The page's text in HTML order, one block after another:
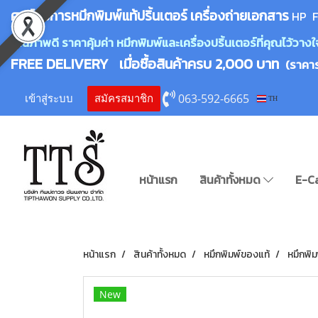
ศูนย์บริการหมึกพิมพ์แท้ปริ้นเตอร์ เครื่องถ่ายเอกสาร HP
คุณภาพดี ราคาคุ้มค่า หมึกพิมพ์และเครื่องปริ้นเตอร์ที่คุณไว้วาง
FREE DELIVERY เมื่อซื้อสินค้าครบ 2,000 บาท (ราค
เข้าสู่ระบบ สมัครสมาชิก 063-592-6665 TH
หน้าแรก สินค้าทั้งหมด E-
หน้าแรก สินค้าทั้งหมด หมึกพิมพ์ของแท้ หมึกพิ
New